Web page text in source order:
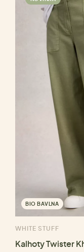
BIO BAVLNA
WHITE STUFF
Kalhoty Twister